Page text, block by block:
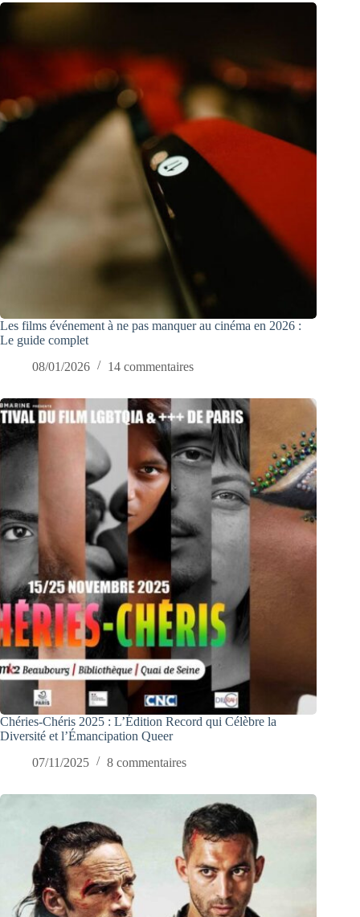
Les films événement à ne pas manquer au cinéma en 2026 :
Le guide complet
08/01/2026
14 commentaires
Chéries-Chéris 2025 : L’Édition Record qui Célèbre la
Diversité et l’Émancipation Queer
07/11/2025
8 commentaires